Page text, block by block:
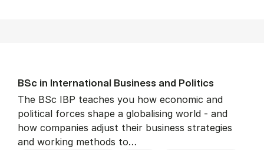
BSc in In­ter­na­tion­al Busi­ness and Polit­ics
The BSc IBP teaches you how economic and
political forces shape a globalising world - and
how companies adjust their business strategies
and working methods to…